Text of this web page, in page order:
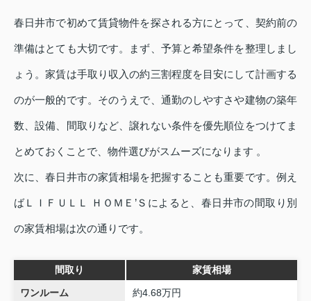
春日井市で初めて賃貸物件を探される方にとって、契約前の
準備はとても大切です。まず、予算と希望条件を整理しまし
ょう。家賃は手取り収入の約三割程度を目安にして計画する
のが一般的です。そのうえで、通勤のしやすさや建物の築年
数、設備、間取りなど、譲れない条件を優先順位をつけてま
とめておくことで、物件選びがスムーズになります 。
次に、春日井市の家賃相場を把握することも重要です。例え
ばＬＩＦＵＬＬ ＨＯＭＥ’Ｓによると、春日井市の間取り別
の家賃相場は次の通りです。
間取り 家賃相場
ワンルーム 約4.68万円